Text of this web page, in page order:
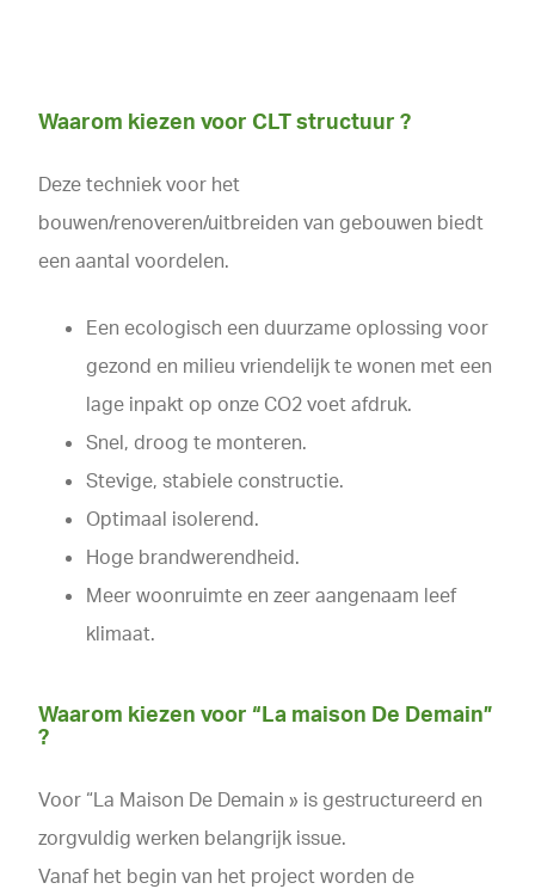
Waarom kiezen voor CLT structuur ?
Deze techniek voor het
bouwen/renoveren/uitbreiden van gebouwen biedt
een aantal voordelen.
Een ecologisch een duurzame oplossing voor
gezond en milieu vriendelijk te wonen met een
lage inpakt op onze CO2 voet afdruk.
Snel, droog te monteren.
Stevige, stabiele constructie.
Optimaal isolerend.
Hoge brandwerendheid.
Meer woonruimte en zeer aangenaam leef
klimaat.
Waarom kiezen voor “La maison De Demain”
?
Voor “La Maison De Demain » is gestructureerd en
zorgvuldig werken belangrijk issue.
Vanaf het begin van het project worden de